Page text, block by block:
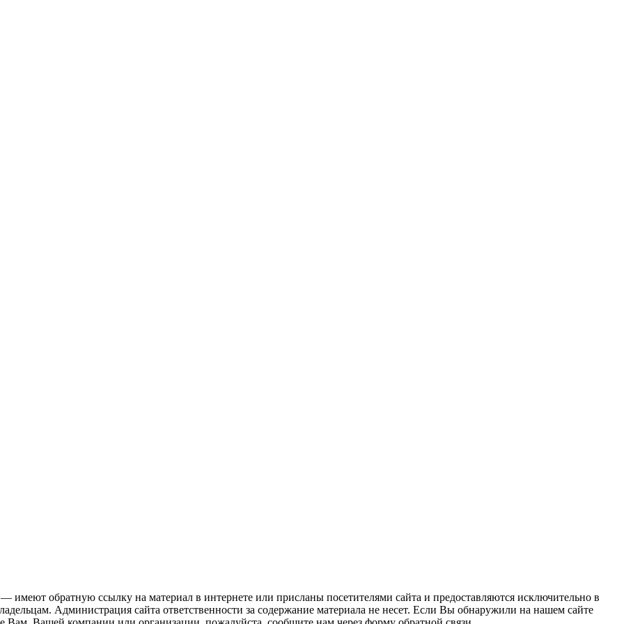
имеют обратную ссылку на материал в интернете или присланы посетителями сайта и предоставляются исключительно в
Администрация сайта ответственности за содержание материала не несет. Если Вы обнаружили на нашем сайте